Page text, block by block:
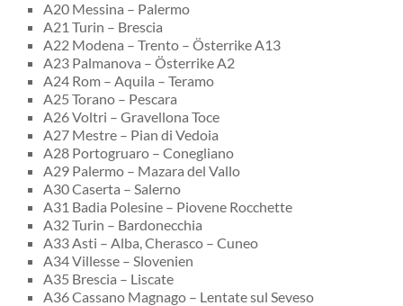
A20 Messina – Palermo
A21 Turin – Brescia
A22 Modena – Trento – Österrike A13
A23 Palmanova – Österrike A2
A24 Rom – Aquila – Teramo
A25 Torano – Pescara
A26 Voltri – Gravellona Toce
A27 Mestre – Pian di Vedoia
A28 Portogruaro – Conegliano
A29 Palermo – Mazara del Vallo
A30 Caserta – Salerno
A31 Badia Polesine – Piovene Rocchette
A32 Turin – Bardonecchia
A33 Asti – Alba, Cherasco – Cuneo
A34 Villesse – Slovenien
A35 Brescia – Liscate
A36 Cassano Magnago – Lentate sul Seveso